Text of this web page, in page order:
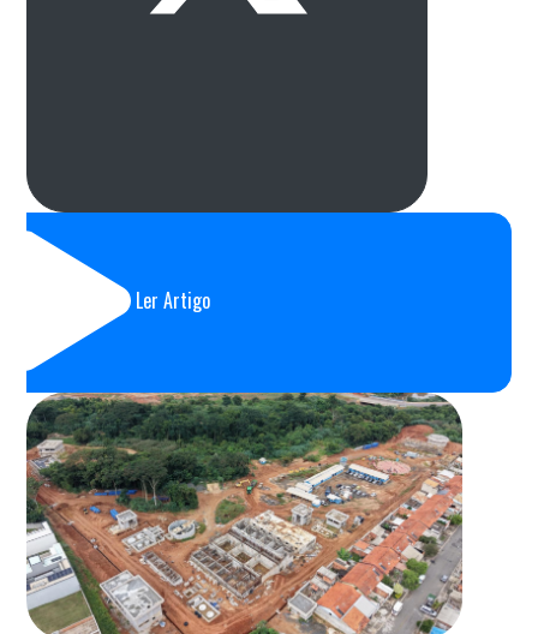
Ler Artigo